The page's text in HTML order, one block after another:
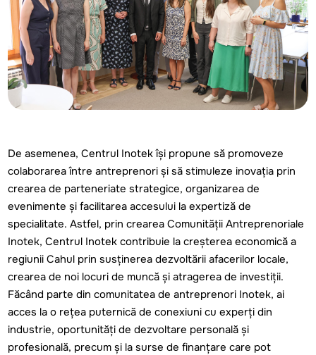
De asemenea, Centrul Inotek își propune să promoveze
colaborarea între antreprenori și să stimuleze inovația prin
crearea de parteneriate strategice, organizarea de
evenimente și facilitarea accesului la expertiză de
specialitate. Astfel, prin crearea Comunității Antreprenoriale
Inotek, Centrul Inotek contribuie la creșterea economică a
regiunii Cahul prin susținerea dezvoltării afacerilor locale,
crearea de noi locuri de muncă și atragerea de investiții.
Făcând parte din comunitatea de antreprenori Inotek, ai
acces la o rețea puternică de conexiuni cu experți din
industrie, oportunități de dezvoltare personală și
profesională, precum și la surse de finanțare care pot